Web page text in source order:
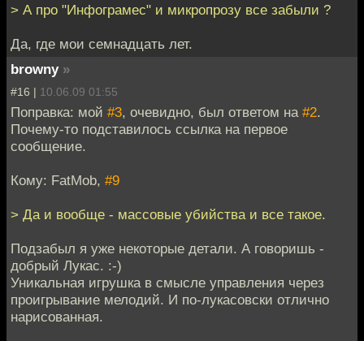
> А про "Инфограмес" и микропрозу все забыли ?
Да, где мои семнадцать лет.
browny »
#16 | 10.06.09 01:55
Поправка: мой #3, очевидно, был ответом на #2.
Почему-то подставилось ссылка на первое
сообщение.
Кому: FatMob, #9
> Да и вообще - массовые убийства и все такое.
Подзабыл я уже некоторые детали. А говоришь -
добрый Лукас. :-)
Уникальная игрушка в смысле управления через
проигрывание мелодий. И по-лукасовски отлично
нарисованная.